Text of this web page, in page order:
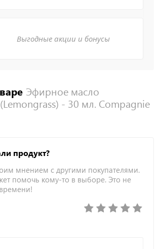
Выгодные акции и бонусы
Эфирное масло
- 30 мл. Compagnie
продукт?
мнением с другими покупателями.
помочь кому-то в выборе. Это не